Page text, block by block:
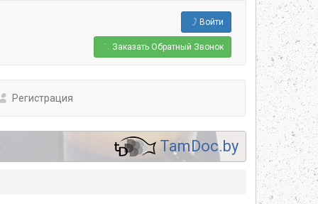
Войти
Заказать Обратный Звонок
Регистрация
TamDoc.by